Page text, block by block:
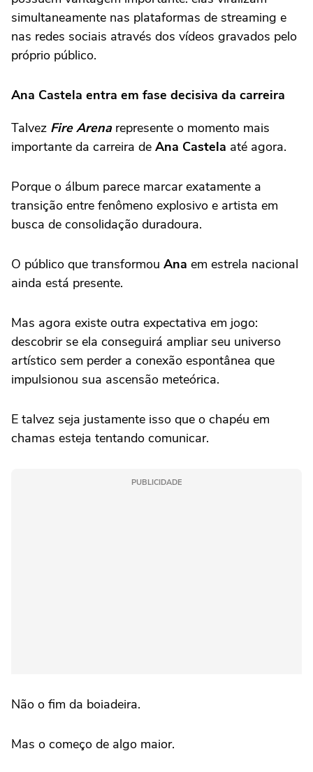
simultaneamente nas plataformas de streaming e
nas redes sociais através dos vídeos gravados pelo
próprio público.
Ana Castela entra em fase decisiva da carreira
Talvez Fire Arena represente o momento mais
importante da carreira de Ana Castela até agora.
Porque o álbum parece marcar exatamente a
transição entre fenômeno explosivo e artista em
busca de consolidação duradoura.
O público que transformou Ana em estrela nacional
ainda está presente.
Mas agora existe outra expectativa em jogo:
descobrir se ela conseguirá ampliar seu universo
artístico sem perder a conexão espontânea que
impulsionou sua ascensão meteórica.
E talvez seja justamente isso que o chapéu em
chamas esteja tentando comunicar.
PUBLICIDADE
Não o fim da boiadeira.
Mas o começo de algo maior.